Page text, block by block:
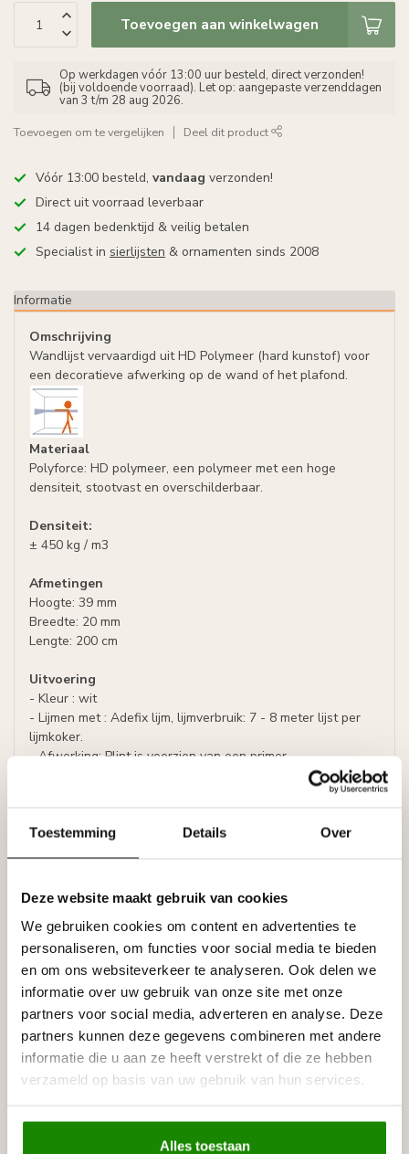
Toestemming Details Over
Deze website maakt gebruik van cookies
We gebruiken cookies om content en advertenties te
personaliseren, om functies voor social media te bieden
en om ons websiteverkeer te analyseren. Ook delen we
informatie over uw gebruik van onze site met onze
partners voor social media, adverteren en analyse. Deze
partners kunnen deze gegevens combineren met andere
informatie die u aan ze heeft verstrekt of die ze hebben
verzameld op basis van uw gebruik van hun services.
Alles toestaan
Toevoegen aan winkelwagen
Op werkdagen vóór 13:00 uur besteld, direct verzonden!
(bij voldoende voorraad). Let op: aangepaste verzenddagen
van 3 t/m 28 aug 2026.
Toevoegen om te vergelijken Deel dit product
Vóór 13:00 besteld, vandaag verzonden!
Direct uit voorraad leverbaar
14 dagen bedenktijd & veilig betalen
Specialist in sierlijsten & ornamenten sinds 2008
Informatie
Omschrijving
Wandlijst vervaardigd uit HD Polymeer (hard kunstof) voor
een decoratieve afwerking op de wand of het plafond.
Materiaal
Polyforce: HD polymeer, een polymeer met een hoge
densiteit, stootvast en overschilderbaar.
Densiteit:
± 450 kg / m3
Afmetingen
Hoogte: 39 mm
Breedte: 20 mm
Lengte: 200 cm
Uitvoering
- Kleur : wit
- Lijmen met : Adefix lijm, lijmverbruik: 7 - 8 meter lijst per
lijmkoker.
- Afwerking: Plint is voorzien van een primer,
Tags
Gerelateerde producten
NMC
NMC Adefix lijmkoker 310 ml
Op voorraad
€8,95